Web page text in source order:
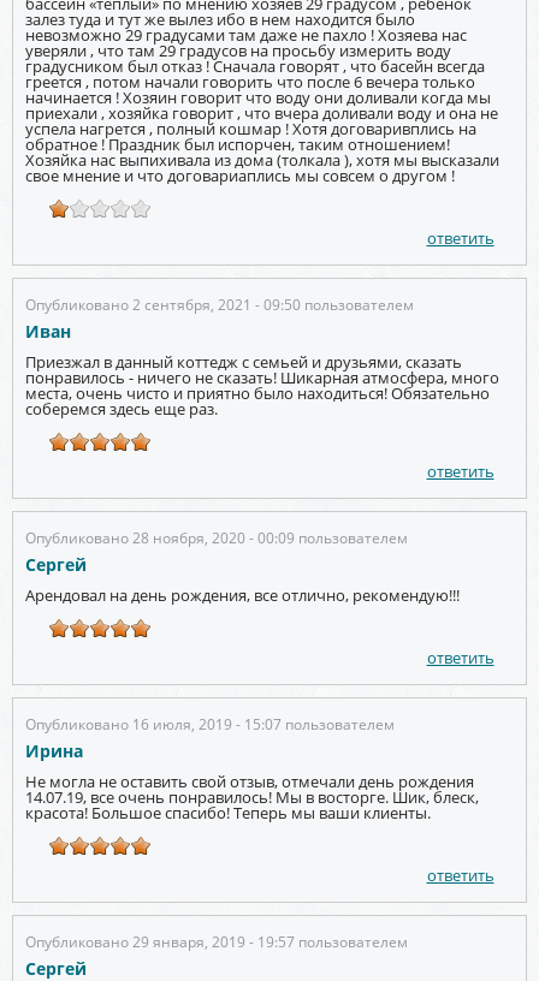
залез туда и тут же вылез ибо в нем находится было
невозможно 29 градусами там даже не пахло ! Хозяева нас
уверяли , что там 29 градусов на просьбу измерить воду
градусником был отказ ! Сначала говорят , что басейн всегда
греется , потом начали говорить что после 6 вечера только
начинается ! Хозяин говорит что воду они доливали когда мы
приехали , хозяйка говорит , что вчера доливали воду и она не
успела нагрется , полный кошмар ! Хотя договаривплись на
обратное ! Праздник был испорчен, таким отношением!
Хозяйка нас выпихивала из дома (толкала ), хотя мы высказали
свое мнение и что договариаплись мы совсем о другом !
ответить
Опубликовано 2 сентября, 2021 - 09:50 пользователем
Иван
Приезжал в данный коттедж с семьей и друзьями, сказать
понравилось - ничего не сказать! Шикарная атмосфера, много
места, очень чисто и приятно было находиться! Обязательно
соберемся здесь еще раз.
ответить
Опубликовано 28 ноября, 2020 - 00:09 пользователем
Сергей
Арендовал на день рождения, все отлично, рекомендую!!!
ответить
Опубликовано 16 июля, 2019 - 15:07 пользователем
Ирина
Не могла не оставить свой отзыв, отмечали день рождения
14.07.19, все очень понравилось! Мы в восторге. Шик, блеск,
красота! Большое спасибо! Теперь мы ваши клиенты.
ответить
Опубликовано 29 января, 2019 - 19:57 пользователем
Сергей